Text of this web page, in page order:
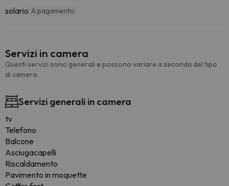
solario A pagamento
Servizi in camera
Questi servizi sono generali e possono variare a seconda del tipo
di camera.
Servizi generali in camera
tv
Telefono
Balcone
Asciugacapelli
Riscaldamento
Pavimento in moquette